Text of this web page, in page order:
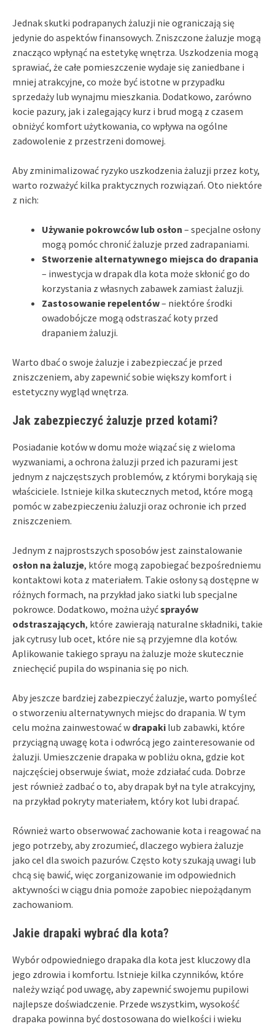
Jednak skutki podrapanych żaluzji nie ograniczają się
jedynie do aspektów finansowych. Zniszczone żaluzje mogą
znacząco wpłynąć na estetykę wnętrza. Uszkodzenia mogą
sprawiać, że całe pomieszczenie wydaje się zaniedbane i
mniej atrakcyjne, co może być istotne w przypadku
sprzedaży lub wynajmu mieszkania. Dodatkowo, zarówno
kocie pazury, jak i zalegający kurz i brud mogą z czasem
obniżyć komfort użytkowania, co wpływa na ogólne
zadowolenie z przestrzeni domowej.
Aby zminimalizować ryzyko uszkodzenia żaluzji przez koty,
warto rozważyć kilka praktycznych rozwiązań. Oto niektóre
z nich:
Używanie pokrowców lub osłon – specjalne osłony
mogą pomóc chronić żaluzje przed zadrapaniami.
Stworzenie alternatywnego miejsca do drapania
– inwestycja w drapak dla kota może skłonić go do
korzystania z własnych zabawek zamiast żaluzji.
Zastosowanie repelentów– niektóre środki
owadobójcze mogą odstraszać koty przed
drapaniem żaluzji.
Warto dbać o swoje żaluzje i zabezpieczać je przed
zniszczeniem, aby zapewnić sobie większy komfort i
estetyczny wygląd wnętrza.
Jak zabezpieczyć żaluzje przed kotami?
Posiadanie kotów w domu może wiązać się z wieloma
wyzwaniami, a ochrona żaluzji przed ich pazurami jest
jednym z najczęstszych problemów, z którymi borykają się
właściciele. Istnieje kilka skutecznych metod, które mogą
pomóc w zabezpieczeniu żaluzji oraz ochronie ich przed
zniszczeniem.
Jednym z najprostszych sposobów jest zainstalowanie
osłon na żaluzje, które mogą zapobiegać bezpośredniemu
kontaktowi kota z materiałem. Takie osłony są dostępne w
różnych formach, na przykład jako siatki lub specjalne
pokrowce. Dodatkowo, można użyćsprayów
odstraszających, które zawierają naturalne składniki, takie
jak cytrusy lub ocet, które nie są przyjemne dla kotów.
Aplikowanie takiego sprayu na żaluzje może skutecznie
zniechęcić pupila do wspinania się po nich.
Aby jeszcze bardziej zabezpieczyć żaluzje, warto pomyśleć
o stworzeniu alternatywnych miejsc do drapania. W tym
celu można zainwestować w drapaki lub zabawki, które
przyciągną uwagę kota i odwrócą jego zainteresowanie od
żaluzji. Umieszczenie drapaka w pobliżu okna, gdzie kot
najczęściej obserwuje świat, może zdziałać cuda. Dobrze
jest również zadbać o to, aby drapak był na tyle atrakcyjny,
na przykład pokryty materiałem, który kot lubi drapać.
Również warto obserwować zachowanie kota i reagować na
jego potrzeby, aby zrozumieć, dlaczego wybiera żaluzje
jako cel dla swoich pazurów. Często koty szukają uwagi lub
chcą się bawić, więc zorganizowanie im odpowiednich
aktywności w ciągu dnia pomoże zapobiec niepożądanym
zachowaniom.
Jakie drapaki wybrać dla kota?
Wybór odpowiedniego drapaka dla kota jest kluczowy dla
jego zdrowia i komfortu. Istnieje kilka czynników, które
należy wziąć pod uwagę, aby zapewnić swojemu pupilowi
najlepsze doświadczenie. Przede wszystkim, wysokość
drapaka powinna być dostosowana do wielkości i wieku